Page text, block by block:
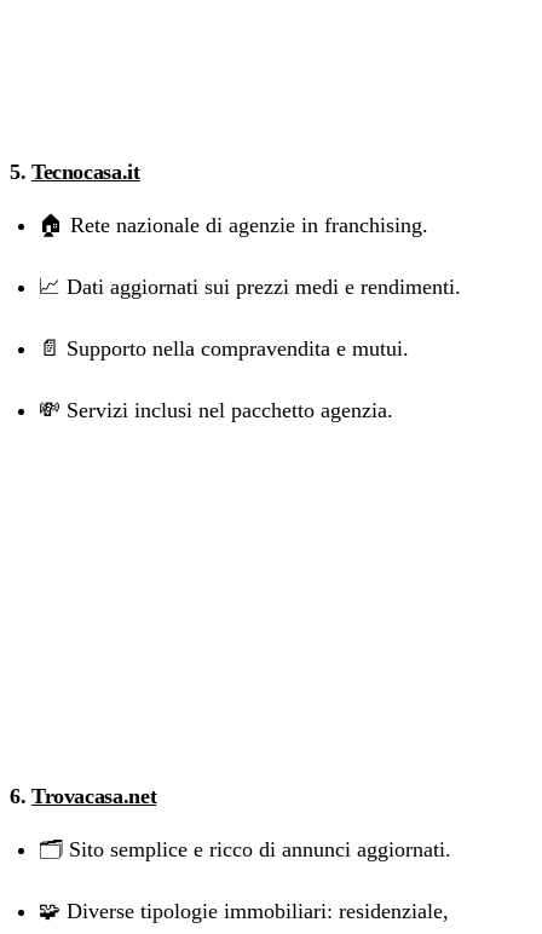
5. Tecnocasa.it
🏠 Rete nazionale di agenzie in franchising.
📈 Dati aggiornati sui prezzi medi e rendimenti.
📄 Supporto nella compravendita e mutui.
💸 Servizi inclusi nel pacchetto agenzia.
6. Trovacasa.net
🗂️ Sito semplice e ricco di annunci aggiornati.
🧩 Diverse tipologie immobiliari: residenziale,